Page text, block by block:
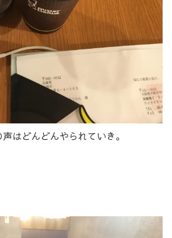
はどんどんやられていき。